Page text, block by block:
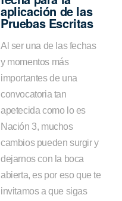
aplicación de las
Pruebas Escritas
Al ser una de las fechas
y momentos más
importantes de una
convocatoria tan
apetecida como lo es
Nación 3, muchos
cambios pueden surgir y
dejarnos con la boca
abierta, es por eso que te
invitamos a que sigas